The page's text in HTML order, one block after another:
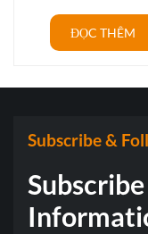
ĐỌC THÊM
Subscribe &